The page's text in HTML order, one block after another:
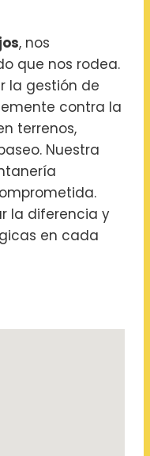
, nos
que nos rodea.
la gestión de
contra la
terrenos,
Nuestra
la diferencia y
en cada